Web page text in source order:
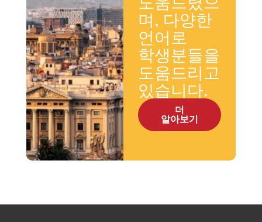
며, 다양한
언어로
학생분들을
도움드리고
있습니다.
더
알아보기